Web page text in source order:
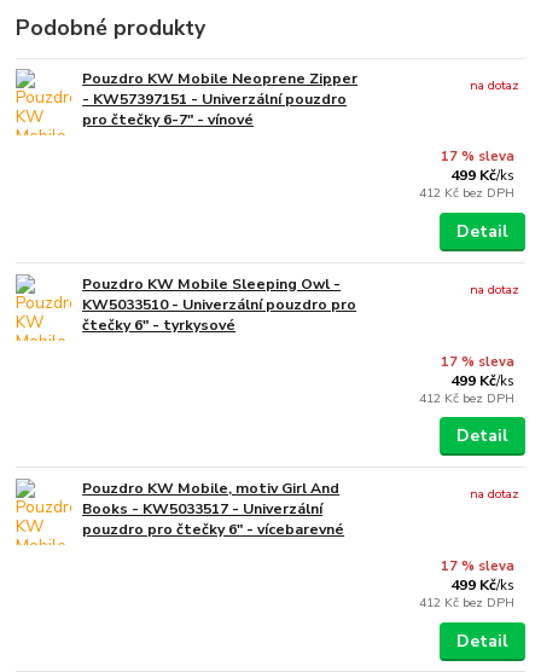
Podobné produkty
Pouzdro KW Mobile Neoprene Zipper
- KW57397151 - Univerzální pouzdro
pro čtečky 6-7" - vínové
17 % sleva
499 Kč/ks
412 Kč bez DPH
na dotaz
Detail
Pouzdro KW Mobile Sleeping Owl -
KW5033510 - Univerzální pouzdro pro
čtečky 6" - tyrkysové
17 % sleva
499 Kč/ks
412 Kč bez DPH
na dotaz
Detail
Pouzdro KW Mobile, motiv Girl And
Books - KW5033517 - Univerzální
pouzdro pro čtečky 6" - vícebarevné
17 % sleva
499 Kč/ks
412 Kč bez DPH
na dotaz
Detail